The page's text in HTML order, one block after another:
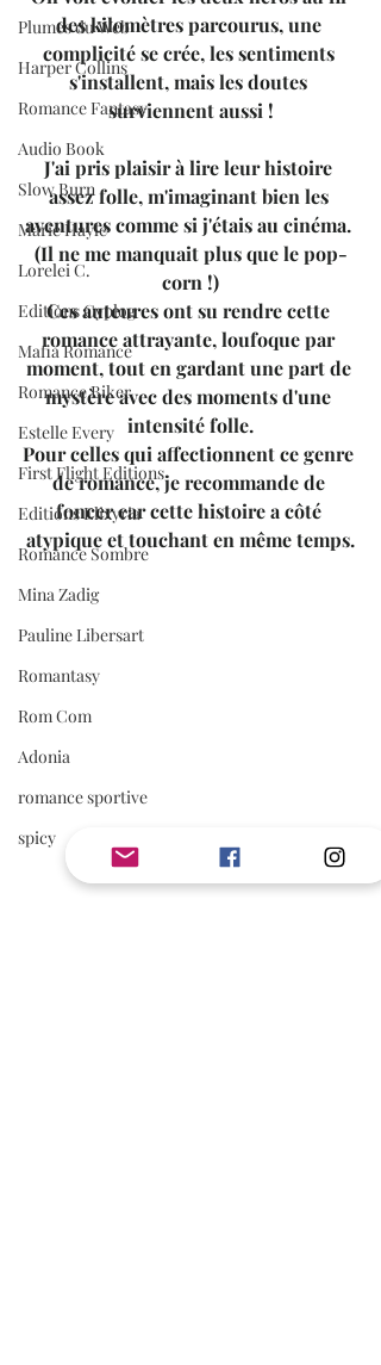
Plumes du Web
Harper Collins
Romance Fantasy
Audio Book
Slow Burn
Marie Hayle
Lorelei C.
Editions Cyplog
Mafia Romance
Romance Biker
Estelle Every
First Flight Editions
Editions Elixyria
Romance Sombre
Mina Zadig
Pauline Libersart
Romantasy
Rom Com
Adonia
romance sportive
spicy
des kilomètres parcourus, une
complicité se crée, les sentiments
s'installent, mais les doutes
surviennent aussi !
J'ai pris plaisir à lire leur histoire
assez folle, m'imaginant bien les
aventures comme si j'étais au cinéma.
(Il ne me manquait plus que le pop-
corn !)
Ces auteures ont su rendre cette
romance attrayante, loufoque par
moment, tout en gardant une part de
mystère avec des moments d'une
intensité folle.
Pour celles qui affectionnent ce genre
de romance, je recommande de
foncer car cette histoire a côté
atypique et touchant en même temps.